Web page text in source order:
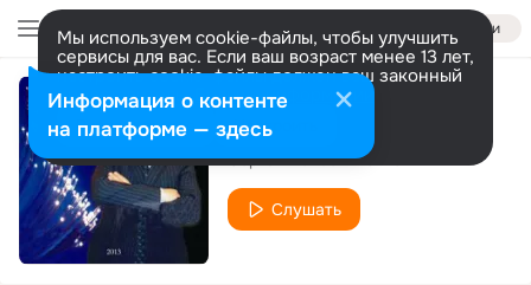
Войти
Мы используем cookie-файлы, чтобы улучшить
сервисы для вас. Если ваш возраст менее 13 лет,
настроить cookie-файлы должен ваш законный
представитель. Больше информации
Разрешить все Настроить
Я родился в Баку
Сергей Колесниченко
Слушать
Информация о контенте
на платформе — здесь